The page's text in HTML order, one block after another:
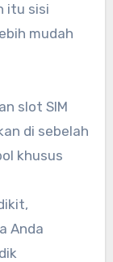
itu sisi
mudah
slot SIM
di sebelah
khusus
Anda